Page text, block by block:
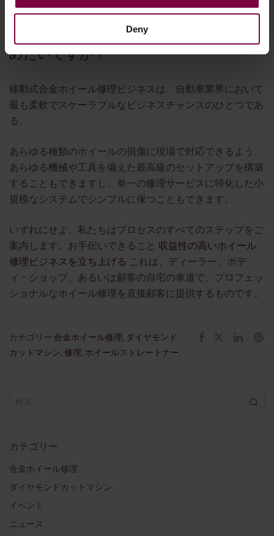
Deny
移動式アロイホイール修理ビジネスを始
めたいですか？
移動式合金ホイール修理ビジネスは、自動車業界において
最も柔軟でスケーラブルなビジネスチャンスのひとつであ
る。
あらゆる種類のホイールの損傷に現場で対応できるよう、
あらゆる機械や工具を備えた最高級のセットアップを構築
することもできますし、単一の修理サービスに特化した小
規模なシステムでシンプルに保つこともできます。
いずれにせよ、私たちはプロセスのすべてのステップをご
案内します。お手伝いできること 収益性の高いホイール
修理ビジネスを立ち上げる これは、ディーラー、ボデ
ィ・ショップ、あるいは顧客の自宅の車道で、プロフェッ
ショナルなホイール修理を直接顧客に提供するものです。
カテゴリー 合金ホイール修理, ダイヤモンド
カットマシン, 修理, ホイールストレートナー
カテゴリー
合金ホイール修理
ダイヤモンドカットマシン
イベント
ニュース